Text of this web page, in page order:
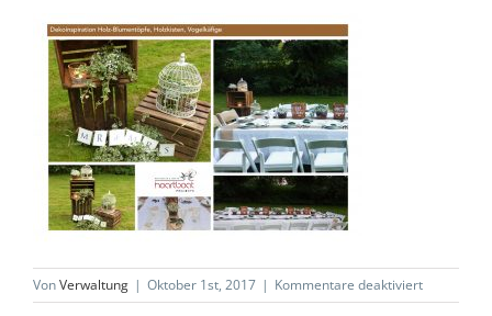
VonVerwaltung | Oktober 1st, 2017 | Kommentare deaktiviertfür